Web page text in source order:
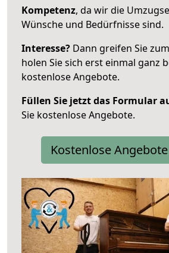
Kompetenz, da wir die
Wünsche und Bedürfnisse sind.
Interesse? Dann greifen Sie
holen Sie sich erst einmal ganz
kostenlose Angebote.
Füllen Sie jetzt das Formular
Sie kostenlose Angebote.
Kostenlose